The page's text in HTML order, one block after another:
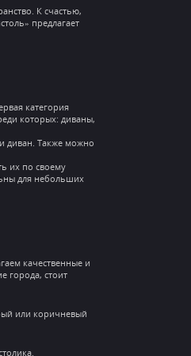
К счастью,
предлагает
категория
которых: диваны,
диван. Также можно
их по своему
для небольших
качественные и
города, стоит
или коричневый